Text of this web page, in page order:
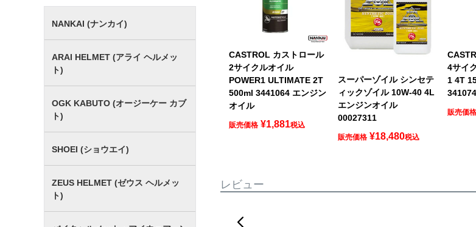
NANKAI (ナンカイ)
ARAI HELMET (アライ ヘルメッ
ト)
OGK KABUTO (オージーケー カブ
ト)
SHOEI (ショウエイ)
ZEUS HELMET (ゼウス ヘルメッ
ト)
CASTROL カストロール
2サイクルオイル
POWER1 ULTIMATE 2T
500ml 3441064 エンジン
オイル
販売価格 ¥1,881税込
スーパーゾイル シンセテ
ィックゾイル 10W-40 4L
エンジンオイル
00027311
販売価格 ¥18,480税込
4サイ
1 4T
販売価格
レビュー